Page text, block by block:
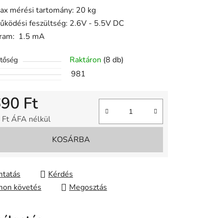
mérési tartomány: 20 kg
feszültség: 2.6V - 5.5V DC
1.5 mA
Raktáron (8 db)
981
Ft
ÁFA nélkül
KOSÁRBA
Kérdés
követés
Megosztás